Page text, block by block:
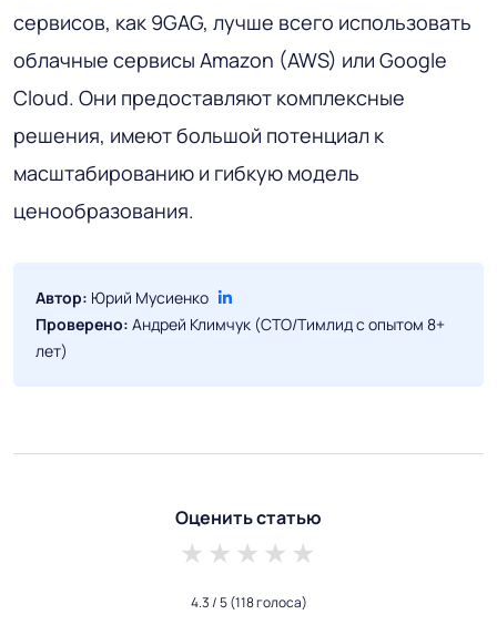
сервисов, как 9GAG, лучше всего использовать
облачные сервисы Amazon (AWS) или Google
Cloud. Они предоставляют комплексные
решения, имеют большой потенциал к
масштабированию и гибкую модель
ценообразования.
Автор: Юрий Мусиенко
Проверено: Андрей Климчук (CTO/Тимлид с опытом 8+
лет)
Оценить статью
4 stars
3 stars
2 stars
1 star
4.3/ 5(118 голоса)